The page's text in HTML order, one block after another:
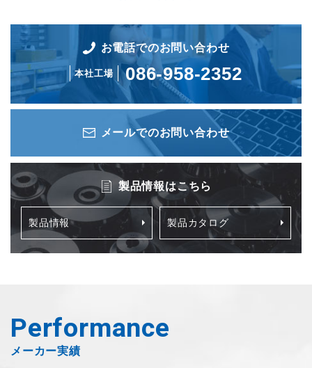
お電話でのお問い合わせ
本社工場 086-958-2352
メールでのお問い合わせ
製品情報はこちら
製品情報 製品カタログ
Performance
メーカー実績